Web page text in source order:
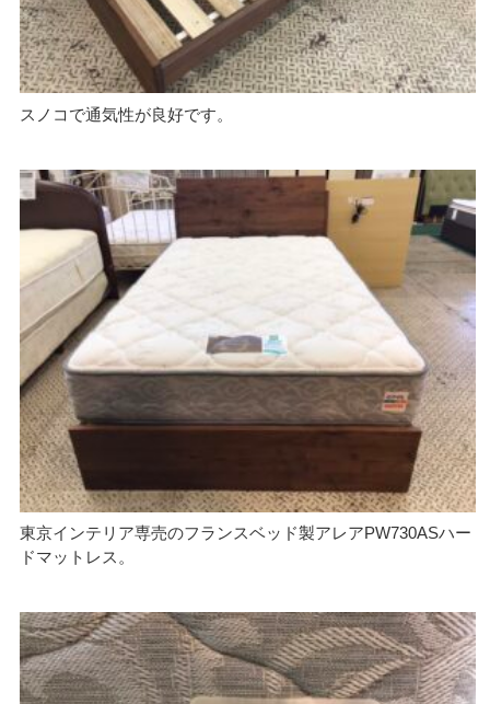
スノコで通気性が良好です。
東京インテリア専売のフランスベッド製アレアPW730ASハー
ドマットレス。